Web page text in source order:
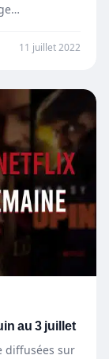
11 juillet 2022
au 3 juillet
diffusées sur